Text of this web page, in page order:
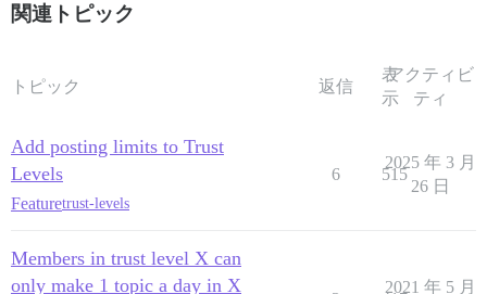
関連トピック
トピック 返信
表
示
アクティビ
ティ
Add posting limits to Trust
Levels
Featuretrust-levels
6 515
2025 年 3 月
26 日
Members in trust level X can
only make 1 topic a day in X
2021 年 5 月